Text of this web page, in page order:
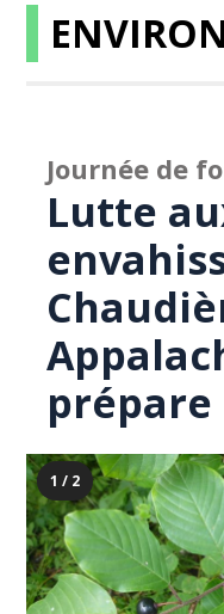
Journée de
Lutte
prépare
1 / 2